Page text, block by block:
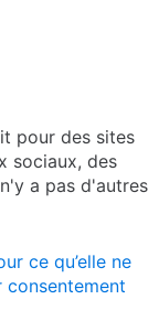
pour des sites
sociaux, des
a pas d'autres
ce qu’elle ne
consentement